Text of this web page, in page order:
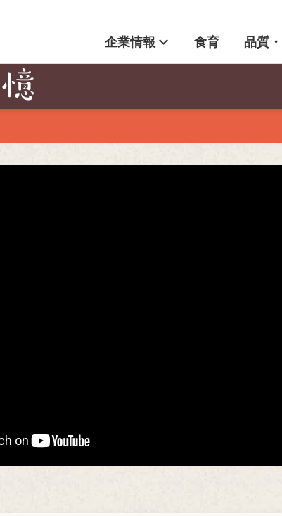
企業情報 食育 品質